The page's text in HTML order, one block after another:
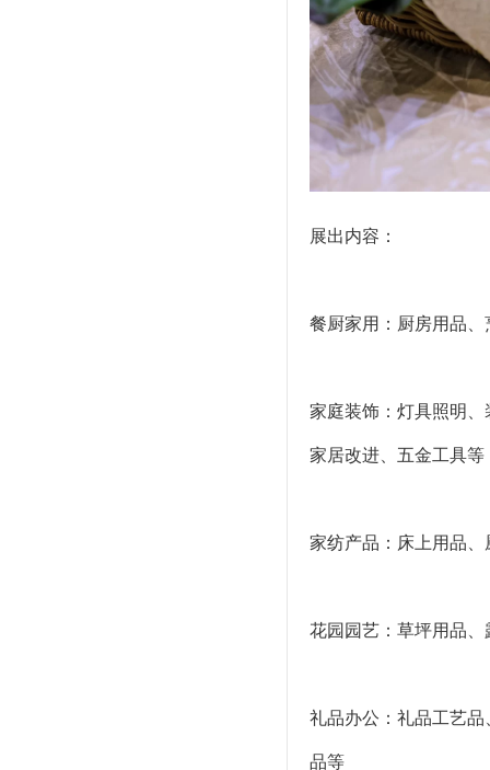
展出内容：
餐厨家用：厨房用品
家庭装饰：灯具照明
家居改进、五金工具等
家纺产品：床上用品
花园园艺：草坪用品
礼品办公：礼品工艺
品等